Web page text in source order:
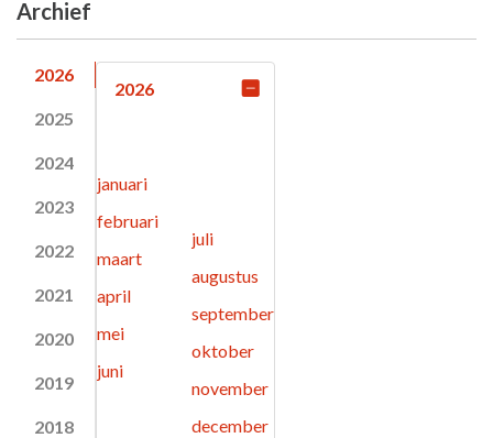
Archief
2026
2025
2024
2023
2022
2021
2020
2019
2018
2026
januari
februari
maart
april
mei
juni
juli
augustus
september
oktober
november
december